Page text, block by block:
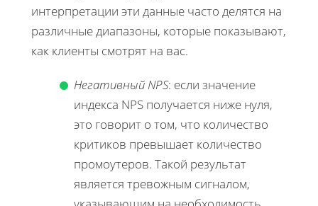
интерпретации эти данные часто делятся на
различные диапазоны, которые показывают,
как клиенты смотрят на вас.
Негативный NPS: если значение
индекса NPS получается ниже нуля,
это говорит о том, что количество
критиков превышает количество
промоутеров. Такой результат
является тревожным сигналом,